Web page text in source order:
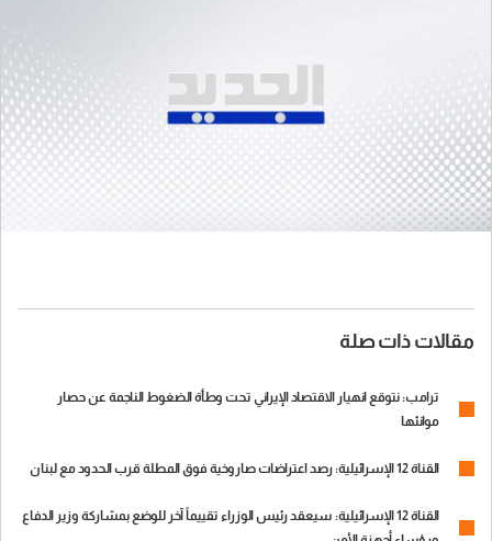
مقالات ذات صلة
ترامب: نتوقع انهيار الاقتصاد الإيراني تحت وطأة الضغوط الناجمة عن حصار
موانئها
القناة 12 الإسرائيلية: رصد اعتراضات صاروخية فوق المطلة قرب الحدود مع لبنان
القناة 12 الإسرائيلية: سيعقد رئيس الوزراء تقييماً آخر للوضع بمشاركة وزير الدفاع